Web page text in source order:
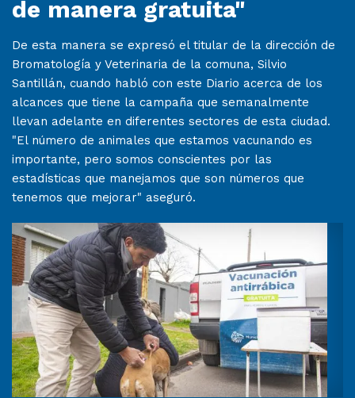
de manera gratuita"
De esta manera se expresó el titular de la dirección de
Bromatología y Veterinaria de la comuna, Silvio
Santillán, cuando habló con este Diario acerca de los
alcances que tiene la campaña que semanalmente
llevan adelante en diferentes sectores de esta ciudad.
"El número de animales que estamos vacunando es
importante, pero somos conscientes por las
estadísticas que manejamos que son números que
tenemos que mejorar" aseguró.